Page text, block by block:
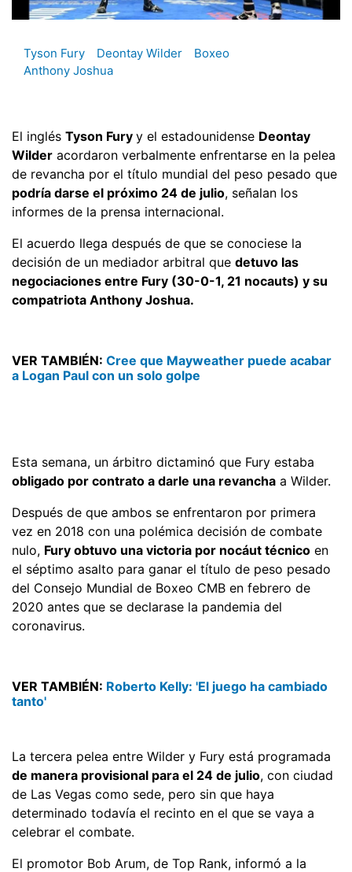
Tyson Fury Deontay Wilder
Boxeo
Anthony Joshua
El inglés Tyson Fury y el estadounidense Deontay
Wilder acordaron verbalmente enfrentarse en la pelea
de revancha por el título mundial del peso pesado que
podría darse el próximo 24 de julio, señalan los
informes de la prensa internacional.
El acuerdo llega después de que se conociese la
decisión de un mediador arbitral que detuvo las
negociaciones entre Fury (30-0-1, 21 nocauts) y su
compatriota Anthony Joshua.
VER TAMBIÉN: Cree que Mayweather puede acabar
a Logan Paul con un solo golpe
Esta semana, un árbitro dictaminó que Fury estaba
obligado por contrato a darle una revancha a Wilder.
Después de que ambos se enfrentaron por primera
vez en 2018 con una polémica decisión de combate
nulo, Fury obtuvo una victoria por nocáut técnico en
el séptimo asalto para ganar el título de peso pesado
del Consejo Mundial de Boxeo CMB en febrero de
2020 antes que se declarase la pandemia del
coronavirus.
VER TAMBIÉN: Roberto Kelly: 'El juego ha cambiado
tanto'
La tercera pelea entre Wilder y Fury está programada
de manera provisional para el 24 de julio, con ciudad
de Las Vegas como sede, pero sin que haya
determinado todavía el recinto en el que se vaya a
celebrar el combate.
El promotor Bob Arum, de Top Rank, informó a la